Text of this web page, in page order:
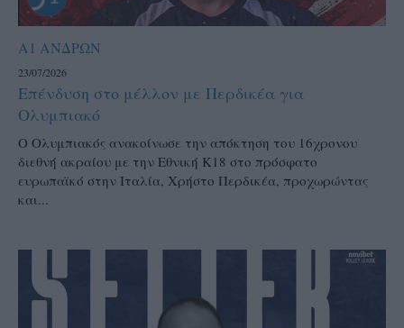
Α1 ΑΝΔΡΩΝ
23/07/2026
Επένδυση στο μέλλον με Περδικέα για
Ολυμπιακό
Ο Ολυμπιακός ανακοίνωσε την απόκτηση του 16χρονου
διεθνή ακραίου με την Εθνική Κ18 στο πρόσφατο
ευρωπαϊκό στην Ιταλία, Χρήστο Περδικέα, προχωρώντας
και...